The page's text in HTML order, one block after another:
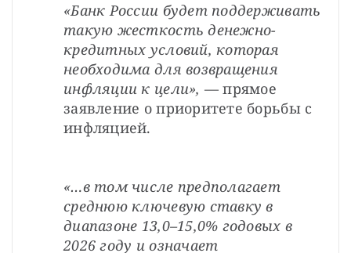
«Банк России будет поддерживать
такую жесткость денежно-
кредитных условий, которая
необходима для возвращения
инфляции к цели», — прямое
заявление о приоритете борьбы с
инфляцией.
«…в том числе предполагает
среднюю ключевую ставку в
диапазоне 13,0–15,0% годовых в
2026 году и означает